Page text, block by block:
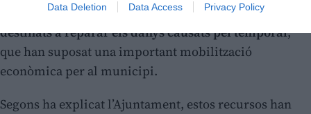
Data Deletion Data Access Privacy Policy
efectes de la dana i per l’arribada delsfons estatals
destinats a reparar els danys causats pel temporal,
que han suposat una important mobilització
econòmica per al municipi.
Segons ha explicat l’Ajuntament, estos recursos han